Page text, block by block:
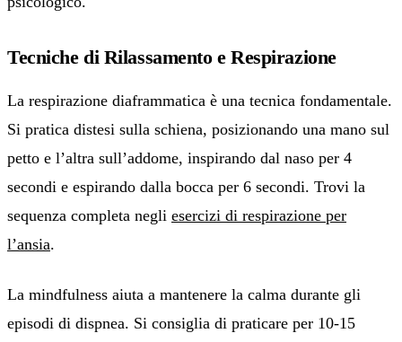
Tecniche di Rilassamento e Respirazione
La respirazione diaframmatica è una tecnica fondamentale.
Si pratica distesi sulla schiena, posizionando una mano sul
petto e l’altra sull’addome, inspirando dal naso per 4
secondi e espirando dalla bocca per 6 secondi. Trovi la
sequenza completa negli esercizi di respirazione per
l’ansia.
La mindfulness aiuta a mantenere la calma durante gli
episodi di dispnea. Si consiglia di praticare per 10-15